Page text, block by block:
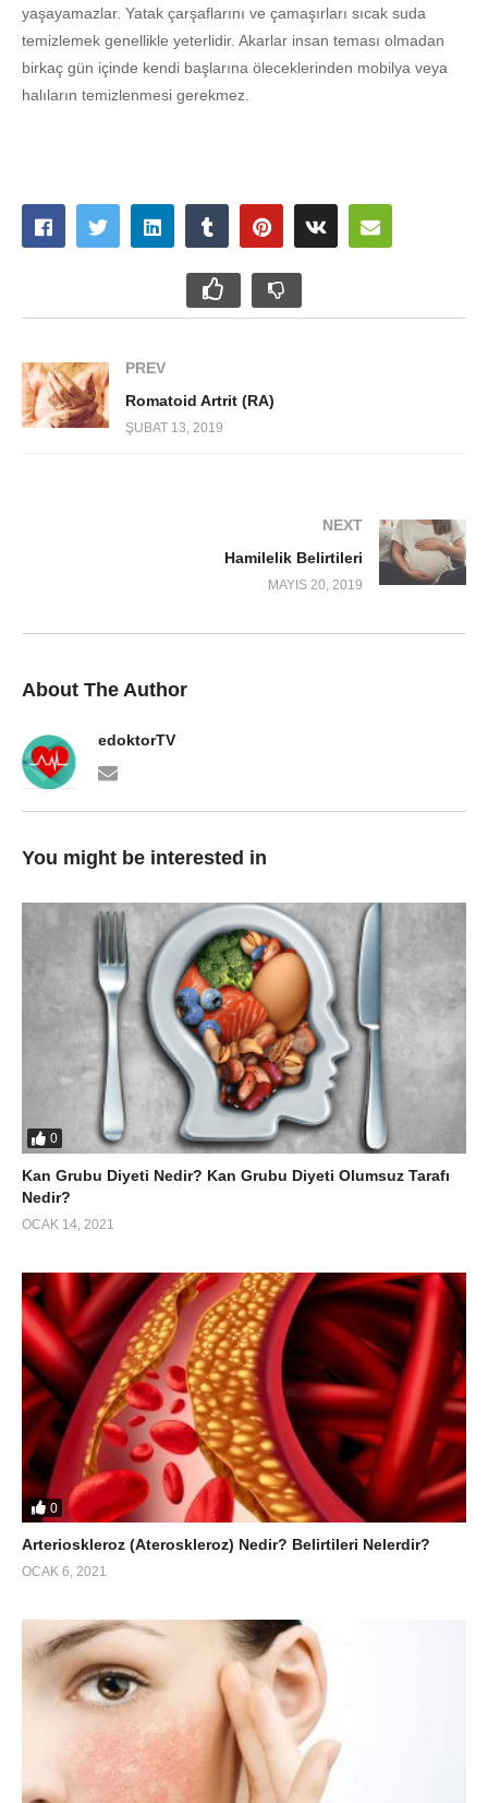
yaşayamazlar. Yatak çarşaflarını ve çamaşırları sıcak suda
temizlemek genellikle yeterlidir. Akarlar insan teması olmadan
birkaç gün içinde kendi başlarına öleceklerinden mobilya veya
halıların temizlenmesi gerekmez.
PREV
Romatoid Artrit (RA)
ŞUBAT 13, 2019
NEXT
Hamilelik Belirtileri
MAYIS 20, 2019
About The Author
edoktorTV
You might be interested in
0
Kan Grubu Diyeti Nedir? Kan Grubu Diyeti Olumsuz Tarafı
Nedir?
OCAK 14, 2021
0
Arterioskleroz (Ateroskleroz) Nedir? Belirtileri Nelerdir?
OCAK 6, 2021